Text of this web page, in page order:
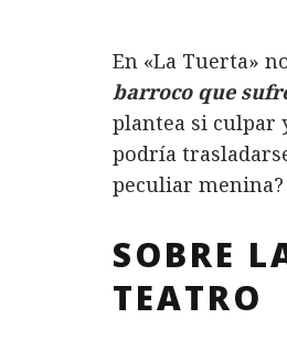
En «La Tuerta»
barroco que
plantea si culpar
podría
peculiar menina?
SOBRE
TEATRO